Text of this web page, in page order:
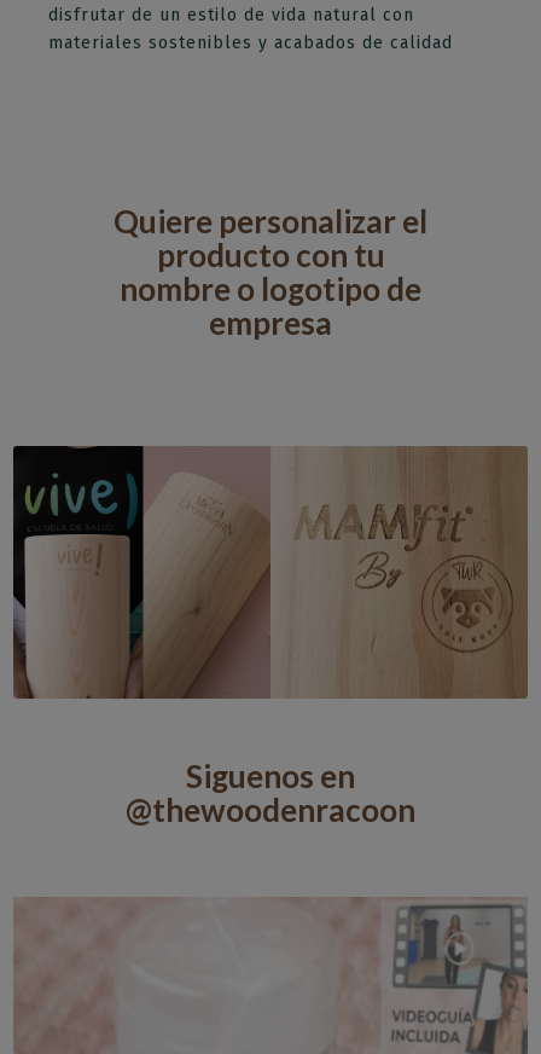
disfrutar de un estilo de vida natural con
materiales sostenibles y acabados de calidad
Quiere personalizar el
producto con tu
nombre o logotipo de
empresa
Siguenos en
@thewoodenracoon